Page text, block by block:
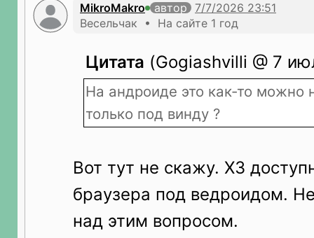
MikroMakro
автор
Весельчак • На сайте 1 год
Цитата (Gogiashvilli @ 7
На андроиде это как-то можно
только под винду ?
Вот тут не скажу. ХЗ
браузера под ведроидом.
над этим вопросом.